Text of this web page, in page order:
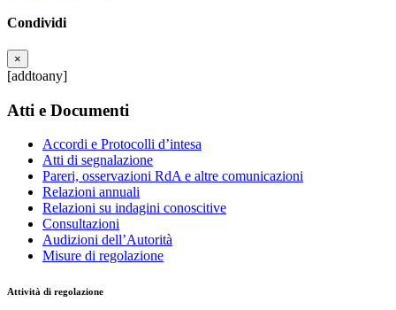
Condividi
×
[addtoany]
Atti e Documenti
Accordi e Protocolli d’intesa
Atti di segnalazione
Pareri, osservazioni RdA e altre comunicazioni
Relazioni annuali
Relazioni su indagini conoscitive
Consultazioni
Audizioni dell’Autorità
Misure di regolazione
Attività di regolazione